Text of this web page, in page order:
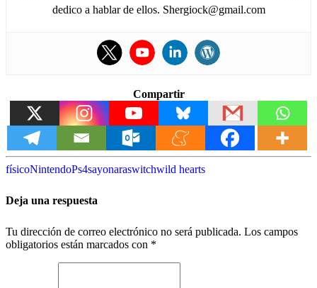
dedico a hablar de ellos. Shergiock@gmail.com
Compartir
físicoNintendoPs4sayonaraswitchwild hearts
Deja una respuesta
Tu dirección de correo electrónico no será publicada. Los campos
obligatorios están marcados con *